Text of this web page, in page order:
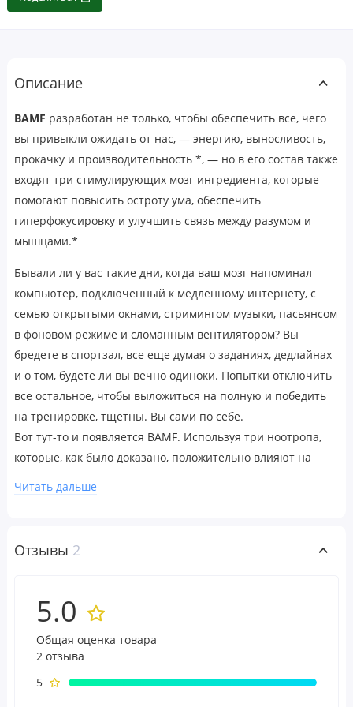
Описание
BAMF разработан не только, чтобы обеспечить все, чего
вы привыкли ожидать от нас, — энергию, выносливость,
прокачку и производительность *, — но в его состав также
входят три стимулирующих мозг ингредиента, которые
помогают повысить остроту ума, обеспечить
гиперфокусировку и улучшить связь между разумом и
мышцами.*
Бывали ли у вас такие дни, когда ваш мозг напоминал
компьютер, подключенный к медленному интернету, с
семью открытыми окнами, стримингом музыки, пасьянсом
в фоновом режиме и сломанным вентилятором? Вы
бредете в спортзал, все еще думая о заданиях, дедлайнах
и о том, будете ли вы вечно одиноки. Попытки отключить
все остальное, чтобы выложиться на полную и победить
на тренировке, тщетны. Вы сами по себе.
Вот тут-то и появляется BAMF. Используя три ноотропа,
которые, как было доказано, положительно влияют на
вашего мозга одновременно и командой поддержки, и
ума и Huperzine-A для ускорения запоминания. * В
помогает обновить процессор вашего мозга, закрыть все
окна и остановить все процессы, кроме одного — ВАШЕЙ
ТРЕНИРОВКИ. *
Читать дальше
Отзывы 2
5.0
Общая оценка товара
2 отзыва
5